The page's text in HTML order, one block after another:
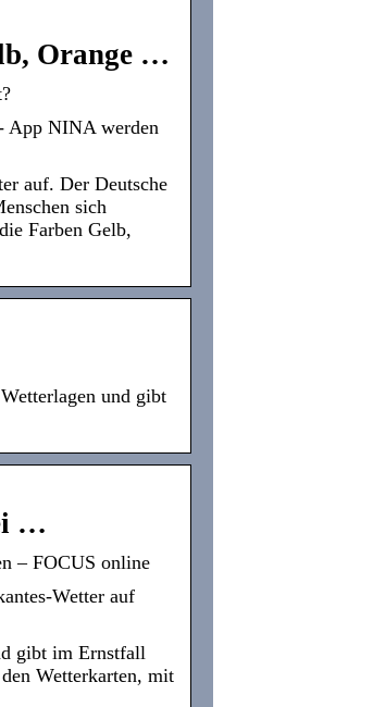
Orange …
App NINA werden
auf. Der Deutsche
sich
Farben Gelb,
und gibt
…
– FOCUS online
Wetter auf
gibt im Ernstfall
Wetterkarten, mit